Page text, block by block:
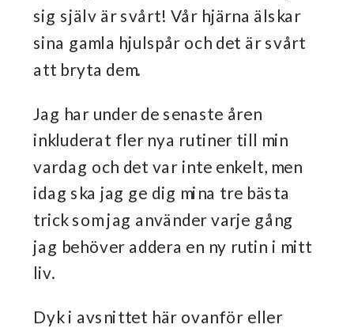
sig själv är svårt! Vår hjärna älskar
sina gamla hjulspår och det är svårt
att bryta dem.
Jag har under de senaste åren
inkluderat fler nya rutiner till min
vardag och det var inte enkelt, men
idag ska jag ge dig mina tre bästa
trick som jag använder varje gång
jag behöver addera en ny rutin i mitt
liv.
Dyk i avsnittet här ovanför eller